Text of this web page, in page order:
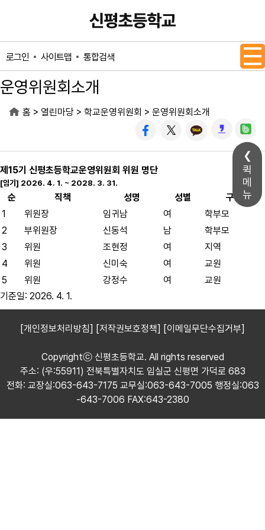
퀵
메
뉴
로그인 사이트맵 통합검색
운영위원회소개
홈 > 열린마당 > 학교운영위원회 > 운영위원회소개
제15기 신평초등학교운영위원회 위원 명단
[임기] 2026. 4. 1. ~ 2028. 3. 31.
순 직책 성명 성별
구분
1
위원장 임귀남 여
학부모
2
부위원장 신동석 남
학부모
3
위원 조현정 여
지역
4
위원 신미숙 여
교원
5
위원 강정수 여
교원
기준일: 2026. 4. 1.
[개인정보처리방침] [저작권보호정책] [이메일무단수집거부]
Copyrightⓒ 신평초등학교. All rights reserved
주소: (우:55911) 전북특별자치도 임실군 신평면 가덕로 683
전화: 교장실:063-643-7175 교무실:063-643-7005 행정실:063
-643-7006 FAX:643-2380